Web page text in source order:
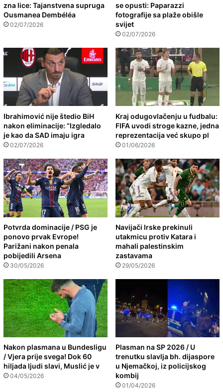
zna lice: Tajanstvena supruga
Ousmanea Dembéléa
02/07/2026
se opusti: Paparazzi
fotografije sa plaže obišle
svijet
02/07/2026
Ibrahimović nije štedio BiH
nakon eliminacije: “Izgledalo
je kao da SAD imaju igra
02/07/2026
Kraj odugovlačenju u fudbalu:
FIFA uvodi stroge kazne, jedna
reprezentacija već skupo pl
01/06/2026
Potvrda dominacije / PSG je
ponovo prvak Evrope!
Parižani nakon penala
pobijedili Arsena
30/05/2026
Navijači Irske prekinuli
utakmicu protiv Katara i
mahali palestinskim
zastavama
29/05/2026
Nakon plasmana u Bundesligu
/ Vjera prije svega! Dok 60
hiljada ljudi slavi, Muslić je v
04/05/2026
Plasman na SP 2026 / U
trenutku slavlja bh. dijaspore
u Njemačkoj, iz policijskog
kombij
01/04/2026